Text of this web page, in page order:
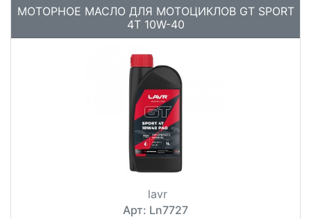
МОТОРНОЕ МАСЛО ДЛЯ МОТОЦИКЛОВ GT SPORT
4T 10W-40
lavr
Арт: Ln7727